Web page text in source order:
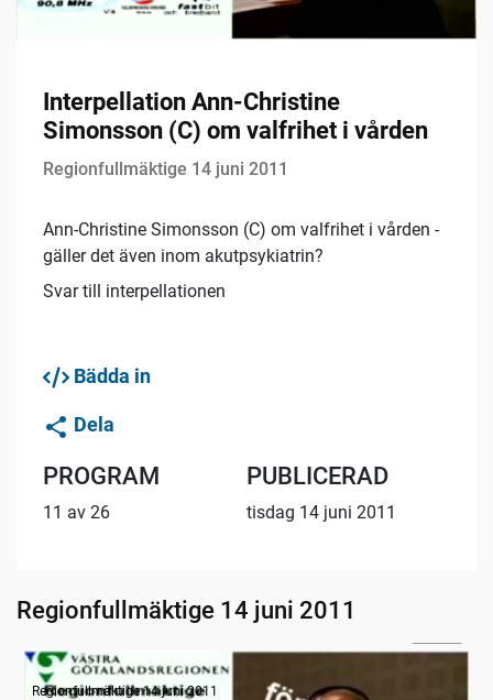
Interpellation Ann-Christine
Simonsson (C) om valfrihet i vården
Regionfullmäktige 14 juni 2011
Ann-Christine Simonsson (C) om valfrihet i vården -
gäller det även inom akutpsykiatrin?
Svar till interpellationen
Bädda in
Dela
PROGRAM
11 av 26
PUBLICERAD
tisdag 14 juni 2011
Regionfullmäktige 14 juni 2011
Radion informerar
Regionfullmäktige 14 juni 2011